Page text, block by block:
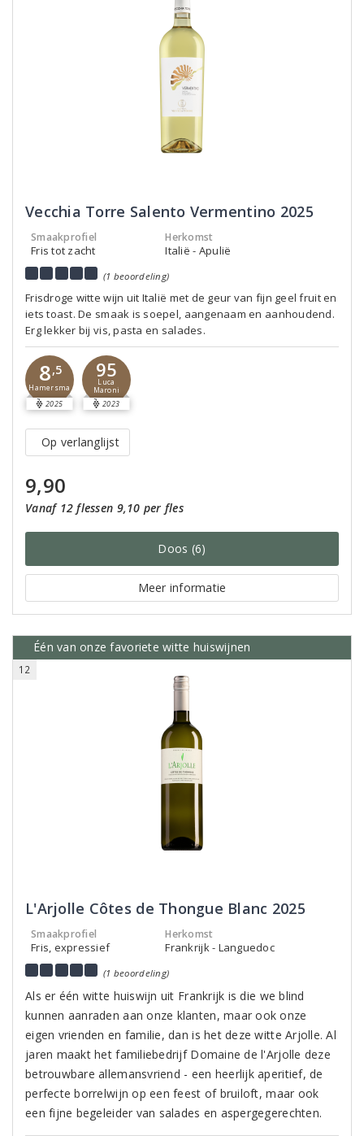
Vecchia Torre Salento Vermentino 2025
Smaakprofiel
Fris tot zacht
Herkomst
Italië - Apulië
(1 beoordeling)
Frisdroge witte wijn uit Italië met de geur van fijn geel fruit en
iets toast. De smaak is soepel, aangenaam en aanhoudend.
Erg lekker bij vis, pasta en salades.
8,5
Hamersma
2025
95
Luca
Maroni
2023
Op verlanglijst
9,90
Vanaf 12 flessen 9,10 per fles
Doos (6)
Meer informatie
Één van onze favoriete witte huiswijnen
12
L'Arjolle Côtes de Thongue Blanc 2025
Smaakprofiel
Fris, expressief
Herkomst
Frankrijk - Languedoc
(1 beoordeling)
Als er één witte huiswijn uit Frankrijk is die we blind
kunnen aanraden aan onze klanten, maar ook onze
eigen vrienden en familie, dan is het deze witte Arjolle. Al
jaren maakt het familiebedrijf Domaine de l'Arjolle deze
betrouwbare allemansvriend - een heerlijk aperitief, de
perfecte borrelwijn op een feest of bruiloft, maar ook
een fijne begeleider van salades en aspergegerechten.